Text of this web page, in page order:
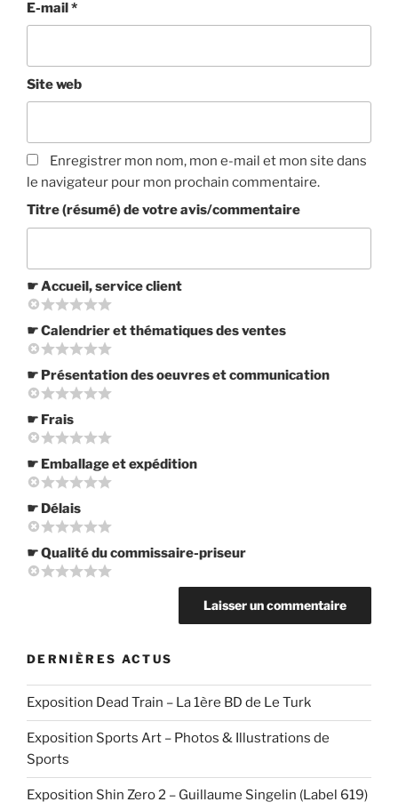
E-mail*
Site web
Enregistrer mon nom, mon e-mail et mon site dans
le navigateur pour mon prochain commentaire.
Titre (résumé) de votre avis/commentaire
☛ Accueil, service client
☛ Calendrier et thématiques des ventes
☛ Présentation des oeuvres et communication
☛ Frais
☛ Emballage et expédition
☛ Délais
☛ Qualité du commissaire-priseur
DERNIÈRES ACTUS
Exposition Dead Train – La 1ère BD de Le Turk
Exposition Sports Art – Photos & Illustrations de
Sports
Exposition Shin Zero 2 – Guillaume Singelin (Label 619)